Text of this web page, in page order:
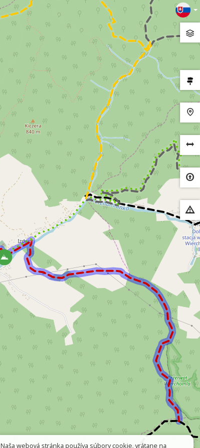
Naša webová stránka používa súbory cookie, vrátane na